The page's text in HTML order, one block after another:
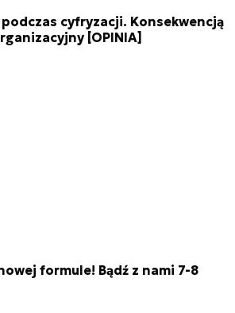
cyfryzacji. Konsekwencją
[OPINIA]
formule! Bądź z nami 7-8